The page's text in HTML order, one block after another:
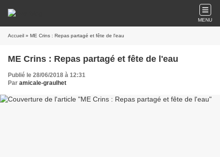
MENU
Accueil » ME Crins : Repas partagé et fête de l'eau
ME Crins : Repas partagé et fête de l'eau
Publié le 28/06/2018 à 12:31
Par amicale-graulhet